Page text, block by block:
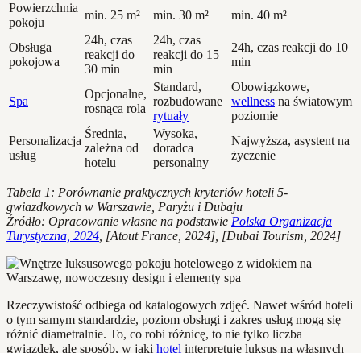
Powierzchnia
pokoju
min. 25 m² min. 30 m² min. 40 m²
Obsługa
pokojowa
24h, czas
reakcji do
30 min
24h, czas
reakcji do 15
min
24h, czas reakcji do 10
min
Spa
Opcjonalne,
rosnąca rola
Standard,
rozbudowane
rytuały
Obowiązkowe,
wellness na światowym
poziomie
Personalizacja
usług
Średnia,
zależna od
hotelu
Wysoka,
doradca
personalny
Najwyższa, asystent na
życzenie
Tabela 1: Porównanie praktycznych kryteriów hoteli 5-
gwiazdkowych w Warszawie, Paryżu i Dubaju
Źródło: Opracowanie własne na podstawie Polska Organizacja
Turystyczna, 2024 , [Atout France, 2024], [Dubai Tourism, 2024]
Rzeczywistość odbiega od katalogowych zdjęć. Nawet wśród hoteli
o tym samym standardzie, poziom obsługi i zakres usług mogą się
różnić diametralnie. To, co robi różnicę, to nie tylko liczba
gwiazdek, ale sposób, w jaki hotel interpretuje luksus na własnych